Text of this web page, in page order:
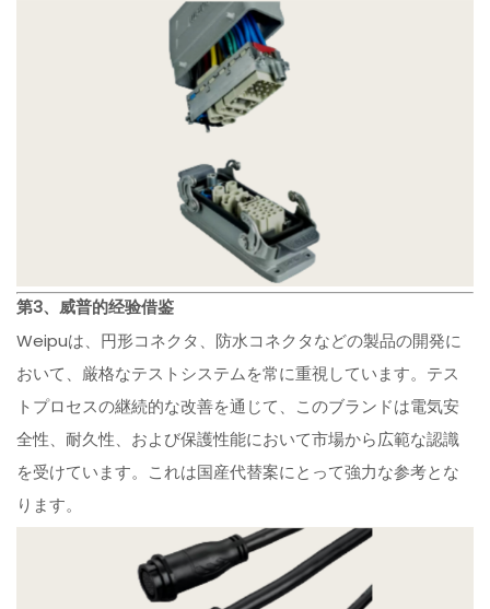
第3、威普的经验借鉴
Weipuは、円形コネクタ、防水コネクタなどの製品の開発に
おいて、厳格なテストシステムを常に重視しています。テス
トプロセスの継続的な改善を通じて、このブランドは電気安
全性、耐久性、および保護性能において市場から広範な認識
を受けています。これは国産代替案にとって強力な参考とな
ります。